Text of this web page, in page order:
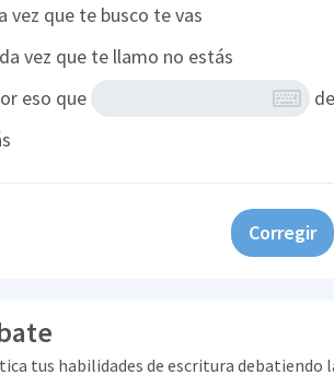
vez que te busco te vas
vez que te llamo no estás
eso que
Corregir
tus habilidades de escritura debatiendo